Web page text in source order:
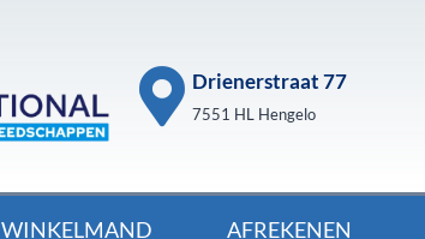
Drienerstraat 77
7551 HL Hengelo
WINKELMAND AFREKENEN